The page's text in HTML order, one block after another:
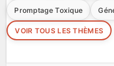
Promptage Toxique
VOIR TOUS LES THÈMES